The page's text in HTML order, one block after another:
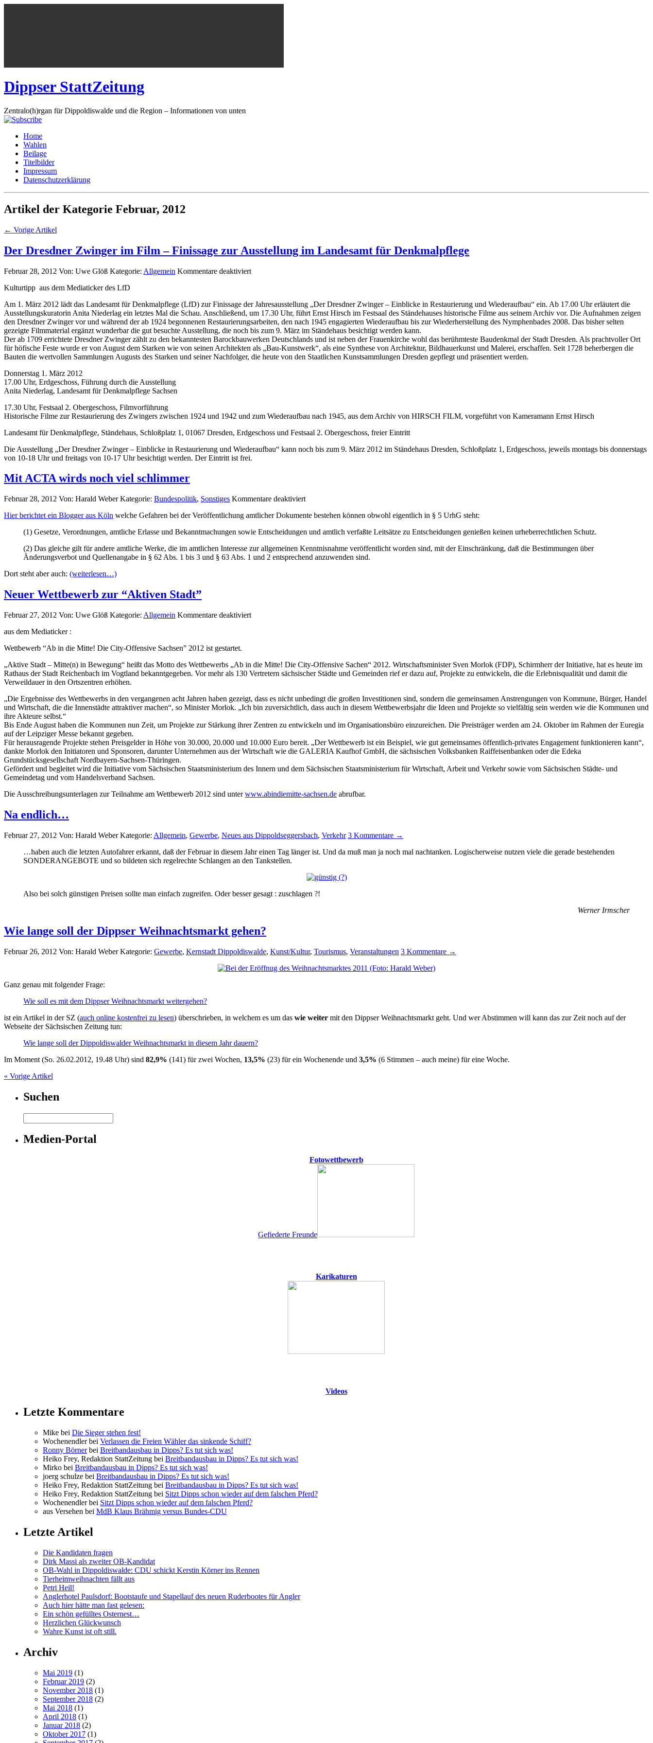
Dippser StattZeitung
Zentralo(h)rgan für Dippoldiswalde und die Region – Informationen von unten
Home
Wahlen
Beilage
Titelbilder
Impressum
Datenschutzerklärung
Artikel der Kategorie Februar, 2012
← Vorige Artikel
Der Dresdner Zwinger im Film – Finissage zur Ausstellung im Landesamt für Denkmalpflege
Februar 28, 2012 Von: Uwe Glöß Kategorie: Allgemein Kommentare deaktiviert
Kulturtipp aus dem Mediaticker des LfD
Am 1. März 2012 lädt das Landesamt für Denkmalpflege (LfD) zur Finissage der Jahresausstellung „Der Dresdner Zwinger – Einblicke in Restaurierung und Wiederaufbau“ ein. Ab 17.00 Uhr erläutert die
Ausstellungskuratorin Anita Niederlag ein letztes Mal die Schau. Anschließend, um 17.30 Uhr, führt Ernst Hirsch im Festsaal des Ständehauses historische Filme aus seinem Archiv vor. Die Aufnahmen zeigen
den Dresdner Zwinger vor und während der ab 1924 begonnenen Restaurierungsarbeiten, den nach 1945 engagierten Wiederaufbau bis zur Wiederherstellung des Nymphenbades 2008. Das bisher selten
gezeigte Filmmaterial ergänzt wunderbar die gut besuchte Ausstellung, die noch bis zum 9. März im Ständehaus besichtigt werden kann.
Der ab 1709 errichtete Dresdner Zwinger zählt zu den bekanntesten Barockbauwerken Deutschlands und ist neben der Frauenkirche wohl das berühmteste Baudenkmal der Stadt Dresden. Als prachtvoller Ort
für höfische Feste wurde er von August dem Starken wie von seinen Architekten als „Bau-Kunstwerk“, als eine Synthese von Architektur, Bildhauerkunst und Malerei, erschaffen. Seit 1728 beherbergen die
Bauten die wertvollen Sammlungen Augusts des Starken und seiner Nachfolger, die heute von den Staatlichen Kunstsammlungen Dresden gepflegt und präsentiert werden.
Donnerstag 1. März 2012
17.00 Uhr, Erdgeschoss, Führung durch die Ausstellung
Anita Niederlag, Landesamt für Denkmalpflege Sachsen
17.30 Uhr, Festsaal 2. Obergeschoss, Filmvorführung
Historische Filme zur Restaurierung des Zwingers zwischen 1924 und 1942 und zum Wiederaufbau nach 1945, aus dem Archiv von HIRSCH FILM, vorgeführt von Kameramann Ernst Hirsch
Landesamt für Denkmalpflege, Ständehaus, Schloßplatz 1, 01067 Dresden, Erdgeschoss und Festsaal 2. Obergeschoss, freier Eintritt
Die Ausstellung „Der Dresdner Zwinger – Einblicke in Restaurierung und Wiederaufbau“ kann noch bis zum 9. März 2012 im Ständehaus Dresden, Schloßplatz 1, Erdgeschoss, jeweils montags bis donnerstags
von 10-18 Uhr und freitags von 10-17 Uhr besichtigt werden. Der Eintritt ist frei.
Mit ACTA wirds noch viel schlimmer
Februar 28, 2012 Von: Harald WeberKategorie: Bundespolitik, Sonstiges Kommentare deaktiviert
Hier berichtet ein Blogger aus Köln welche Gefahren bei der Veröffentlichung amtlicher Dokumente bestehen können obwohl eigentlich in § 5 UrhG steht:
(1) Gesetze, Verordnungen, amtliche Erlasse und Bekanntmachungen sowie Entscheidungen und amtlich verfaßte Leitsätze zu Entscheidungen genießen keinen urheberrechtlichen Schutz.
(2) Das gleiche gilt für andere amtliche Werke, die im amtlichen Interesse zur allgemeinen Kenntnisnahme veröffentlicht worden sind, mit der Einschränkung, daß die Bestimmungen über
Änderungsverbot und Quellenangabe in § 62 Abs. 1 bis 3 und § 63 Abs. 1 und 2 entsprechend anzuwenden sind.
Dort steht aber auch: (weiterlesen…)
Neuer Wettbewerb zur “Aktiven Stadt”
Februar 27, 2012 Von: Uwe Glöß Kategorie: Allgemein Kommentare deaktiviert
aus dem Mediaticker :
Wettbewerb “Ab in die Mitte! Die City-Offensive Sachsen” 2012 ist gestartet.
„Aktive Stadt – Mitte(n) in Bewegung“ heißt das Motto des Wettbewerbs „Ab in die Mitte! Die City-Offensive Sachen“ 2012. Wirtschaftsminister Sven Morlok (FDP), Schirmherr der Initiative, hat es heute im
Rathaus der Stadt Reichenbach im Vogtland bekanntgegeben. Vor mehr als 130 Vertretern sächsischer Städte und Gemeinden rief er dazu auf, Projekte zu entwickeln, die die Erlebnisqualität und damit die
Verweildauer in den Ortszentren erhöhen.
„Die Ergebnisse des Wettbewerbs in den vergangenen acht Jahren haben gezeigt, dass es nicht unbedingt die großen Investitionen sind, sondern die gemeinsamen Anstrengungen von Kommune, Bürger, Handel
und Wirtschaft, die die Innenstädte attraktiver machen“, so Minister Morlok. „Ich bin zuversichtlich, dass auch in diesem Wettbewerbsjahr die Ideen und Projekte so vielfältig sein werden wie die Kommunen und
ihre Akteure selbst.“
Bis Ende August haben die Kommunen nun Zeit, um Projekte zur Stärkung ihrer Zentren zu entwickeln und im Organisationsbüro einzureichen. Die Preisträger werden am 24. Oktober im Rahmen der Euregia
auf der Leipziger Messe bekannt gegeben.
Für herausragende Projekte stehen Preisgelder in Höhe von 30.000, 20.000 und 10.000 Euro bereit. „Der Wettbewerb ist ein Beispiel, wie gut gemeinsames öffentlich-privates Engagement funktionieren kann“,
dankte Morlok den Initiatoren und Sponsoren, darunter Unternehmen aus der Wirtschaft wie die GALERIA Kaufhof GmbH, die sächsischen Volksbanken Raiffeisenbanken oder die Edeka
Grundstücksgesellschaft Nordbayern-Sachsen-Thüringen.
Gefördert und begleitet wird die Initiative vom Sächsischen Staatsministerium des Innern und dem Sächsischen Staatsministerium für Wirtschaft, Arbeit und Verkehr sowie vom Sächsischen Städte- und
Gemeindetag und vom Handelsverband Sachsen.
Die Ausschreibungsunterlagen zur Teilnahme am Wettbewerb 2012 sind unterwww.abindiemitte-sachsen.de abrufbar.
Na endlich…
Februar 27, 2012 Von: Harald WeberKategorie: Allgemein, Gewerbe, Neues aus Dippoldseggersbach, Verkehr 3 Kommentare →
…haben auch die letzten Autofahrer erkannt, daß der Februar in diesem Jahr einen Tag länger ist. Und da muß man ja noch mal nachtanken. Logischerweise nutzen viele die gerade bestehenden
SONDERANGEBOTE und so bildeten sich regelrechte Schlangen an den Tankstellen.
Also bei solch günstigen Preisen sollte man einfach zugreifen. Oder besser gesagt : zuschlagen ?!
Werner Irmscher
Wie lange soll der Dippser Weihnachtsmarkt gehen?
Februar 26, 2012 Von: Harald WeberKategorie: Gewerbe, Kernstadt Dippoldiswalde, Kunst/Kultur, Tourismus, Veranstaltungen 3 Kommentare →
Ganz genau mit folgender Frage:
Wie soll es mit dem Dippser Weihnachtsmarkt weitergehen?
ist ein Artikel in der SZ (auch online kostenfrei zu lesen) überschrieben, in welchem es um das wie weiter mit den Dippser Weihnachtsmarkt geht. Und wer Abstimmen will kann das zur Zeit noch auf der
Webseite der Sächsischen Zeitung tun:
Wie lange soll der Dippoldiswalder Weihnachtsmarkt in diesem Jahr dauern?
Im Moment (So. 26.02.2012, 19.48 Uhr) sind 82,9% (141) für zwei Wochen, 13,5% (23) für ein Wochenende und 3,5% (6 Stimmen – auch meine) für eine Woche.
« Vorige Artikel
Suchen
Medien-Portal
Fotowettbewerb
Gefiederte Freunde
Karikaturen
Videos
Letzte Kommentare
Mike bei Die Sieger stehen fest!
Wochenendler bei Verlassen die Freien Wähler das sinkende Schiff?
Ronny Börnerbei Breitbandausbau in Dipps? Es tut sich was!
Heiko Frey, Redaktion StattZeitung bei Breitbandausbau in Dipps? Es tut sich was!
Mirko bei Breitbandausbau in Dipps? Es tut sich was!
joerg schulze bei Breitbandausbau in Dipps? Es tut sich was!
Heiko Frey, Redaktion StattZeitung bei Breitbandausbau in Dipps? Es tut sich was!
Heiko Frey, Redaktion StattZeitung bei Sitzt Dipps schon wieder auf dem falschen Pferd?
Wochenendler bei Sitzt Dipps schon wieder auf dem falschen Pferd?
aus Versehen bei MdB Klaus Brähmig versus Bundes-CDU
Letzte Artikel
Die Kandidaten fragen
Dirk Massi als zweiter OB-Kandidat
OB-Wahl in Dippoldiswalde: CDU schickt Kerstin Körner ins Rennen
Tierheimweihnachten fällt aus
Petri Heil!
Anglerhotel Paulsdorf: Bootstaufe und Stapellauf des neuen Ruderbootes für Angler
Auch hier hätte man fast gelesen:
Ein schön gefülltes Osternest…
Herzlichen Glückwunsch
Wahre Kunst ist oft still.
Archiv
Mai 2019 (1)
Februar 2019 (2)
November 2018 (1)
September 2018 (2)
Mai 2018 (1)
April 2018 (1)
Januar 2018 (2)
Oktober 2017 (1)